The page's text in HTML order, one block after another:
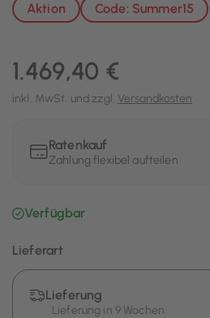
Aktion Code: Summer15
1.469,40 €
inkl. MwSt. und zzgl. Versandkosten
Ratenkauf
Zahlung flexibel aufteilen
Verfügbar
Lieferart
Lieferung
Lieferung in 9 Wochen